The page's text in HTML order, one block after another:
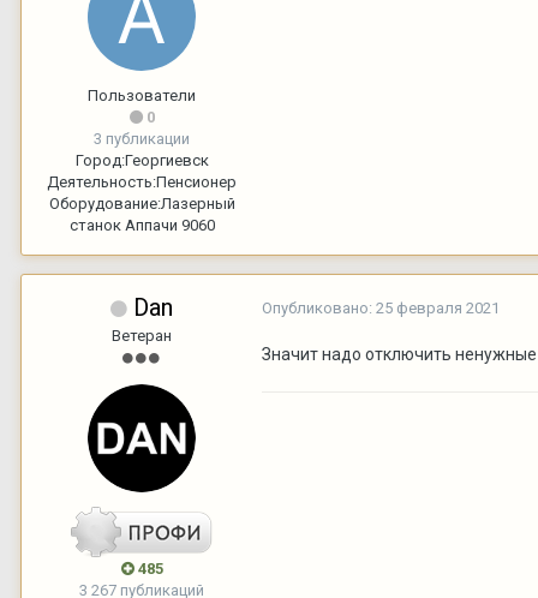
Пользователи
0
3 публикации
Город:Георгиевск
Деятельность:Пенсионер
Оборудование:Лазерный
станок Аппачи 9060
Dan
Ветеран
485
3 267 публикаций
Опубликовано: 25 февраля 2021
Значит надо отключить ненужные